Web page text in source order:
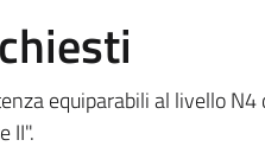
equiparabili al livello N4
II".